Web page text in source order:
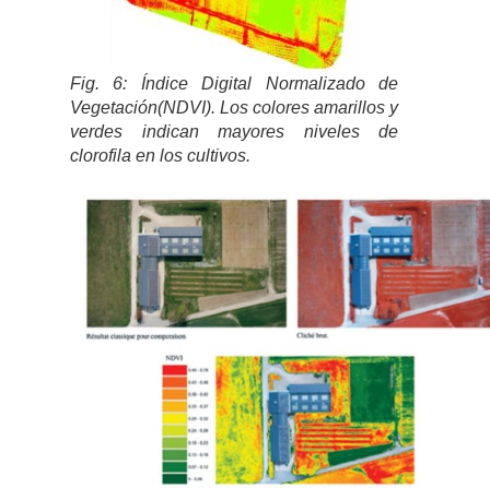
Fig. 6: Índice Digital Normalizado de
Vegetación(NDVI). Los colores amarillos y
verdes indican mayores niveles de
clorofila en los cultivos.